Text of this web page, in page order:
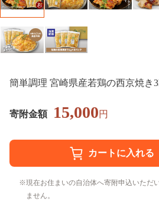
簡単調理 宮崎県産若鶏の西京焼き
寄附金額 15,000円
現在お住まいの自治体へ寄附申込いただ
ません。